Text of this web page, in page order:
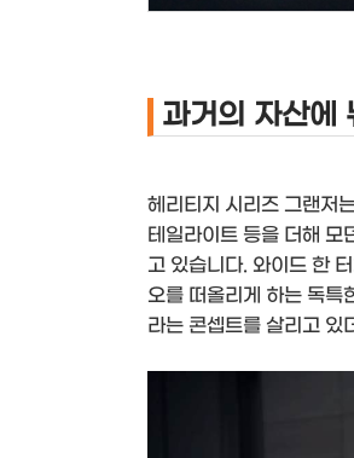
과거의 자산에
헤리티지 시리즈 그랜저
테일라이트 등을 더해 모
고 있습니다. 와이드 한
오를 떠올리게 하는 독특
라는 콘셉트를 살리고 있